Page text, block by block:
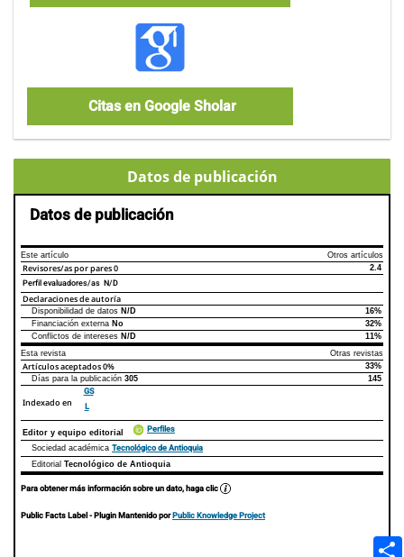
Citas en Google Sholar
Datos de publicación
Datos de publicación
Este artículo Otros artículos
Revisores/as por pares0 2.4
Perfil evaluadores/as N/D
Declaraciones de autoría
Declaraciones de autoríaEste artículo
Disponibilidad de datos N/D
16%
Financiación externa No
32%
Conflictos de intereses N/D
11%
Esta revista
Otras revistas
Artículos aceptados0%
33%
Días para la publicación 305 145
Indexado en
GS
L
Editor y equipo editorial Perfiles
Sociedad académica Tecnológico de Antioquia
Editorial Tecnológico de Antioquia
Para obtener más información sobre un dato, haga clic
Public Facts Label- Plugin Mantenido porPublic Knowledge Project